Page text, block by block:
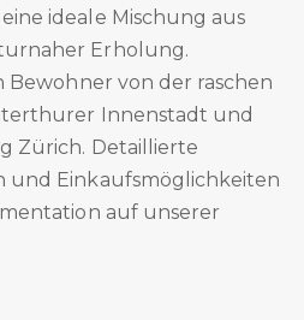
ideale Mischung aus
Erholung.
von der raschen
Innenstadt und
Zürich. Detaillierte
und Einkaufsmöglichkeiten
auf unserer